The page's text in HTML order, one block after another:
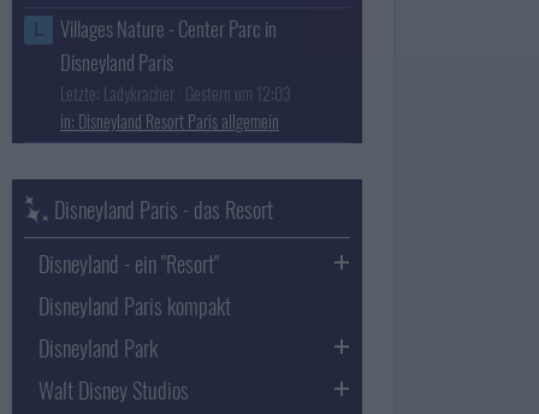
L
Villages Nature - Center Parc in
Disneyland Paris
Letzte: Ladykracher Gestern um 12:03
Disneyland Resort Paris allgemein
Disneyland Paris - das Resort
Disneyland - ein "Resort"
Disneyland Paris kompakt
Disneyland Park
Walt Disney Studios